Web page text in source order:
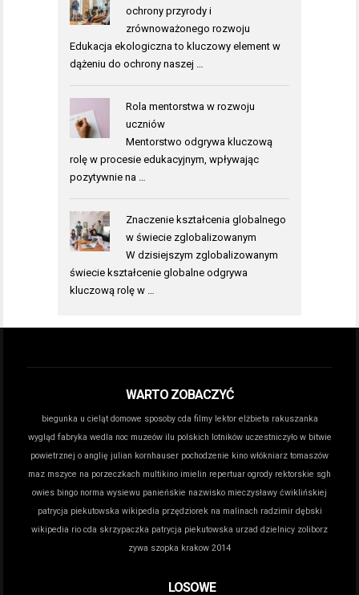
ochrony przyrody i
zrównoważonego rozwoju
Edukacja ekologiczna to kluczowy element w
dążeniu do ochrony naszej …
Rola mentorstwa w rozwoju
uczniów
Mentorstwo odgrywa kluczową
rolę w procesie edukacyjnym, wpływając
pozytywnie na …
Znaczenie kształcenia globalnego
w świecie zglobalizowanym
W dzisiejszym zglobalizowanym
świecie kształcenie globalne odgrywa
kluczową rolę w …
WARTO ZOBACZYĆ
biegunka u cieląt domowe sposoby cda filmy lektor elżbieta rakuszanka
wygląd fabryka wedla noc muzeów ilu polskich lotników uczestniczyło w bitwie
powietrznej o anglię julian kornhauser pochodzenie kino włókniarz tomaszów
maz mszyce na porzeczkach multikino imielin repertuar ogrody rektorskie sgh
owies bingo norma wysiewu panieńskie nazwisko mieczysławy ćwiklińskiej
patrycja piekutowska wikipedia przędziorek na malinach radzimir dębski
wikipedia rio cda skrzypaczka patrycja piekutowska urzad dzielnicy zoliborz
zywa szopka krakow 2014
LOSOWE